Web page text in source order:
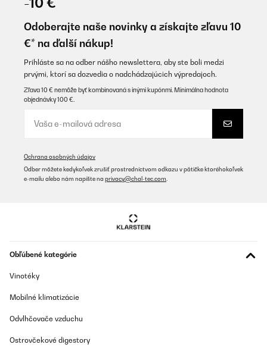
Odoberajte naše novinky a získajte zľavu 10
€* na ďalší nákup!
Prihláste sa na odber nášho newslettera, aby ste boli medzi
prvými, ktorí sa dozvedia o nadchádzajúcich výpredajoch.
Zľava 10 € nemôže byť kombinovaná s inými kupónmi. Minimálna hodnota
objednávky 100 €.
Ochrana osobných údajov
Odber môžete kedykoľvek zrušiť prostredníctvom odkazu v pätičke ktoréhokoľvek
e-mailu alebo nám napíšte na privacy@chal-tec.com
Obľúbené kategórie
Vinotéky
Mobilné klimatizácie
Odvlhčovače vzduchu
Ostrovčekové digestory